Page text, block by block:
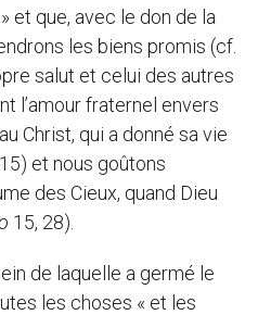
et que, avec le don de la
les biens promis (cf.
salut et celui des autres
l’amour fraternel envers
Christ, qui a donné sa vie
et nous goûtons
des Cieux, quand Dieu
15, 28).
de laquelle a germé le
les choses « et les